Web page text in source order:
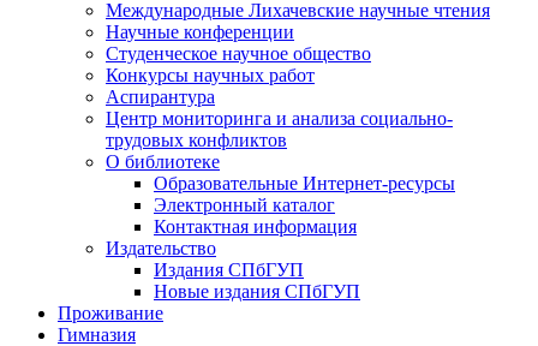
Международные Лихачевские научные чтения
Научные конференции
Студенческое научное общество
Конкурсы научных работ
Аспирантура
Центр мониторинга и анализа социально-
трудовых конфликтов
О библиотеке
Образовательные Интернет-ресурсы
Электронный каталог
Контактная информация
Издательство
Издания СПбГУП
Новые издания СПбГУП
Проживание
Гимназия